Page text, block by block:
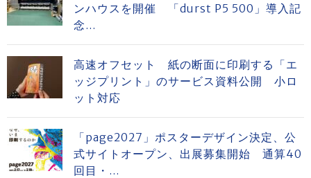
ンハウスを開催 「durst P5 500」導入記
念...
高速オフセット 紙の断面に印刷する「エ
ッジプリント」のサービス資料公開 小ロ
ット対応
「page2027」ポスターデザイン決定、公
式サイトオープン、出展募集開始 通算40
回目・...